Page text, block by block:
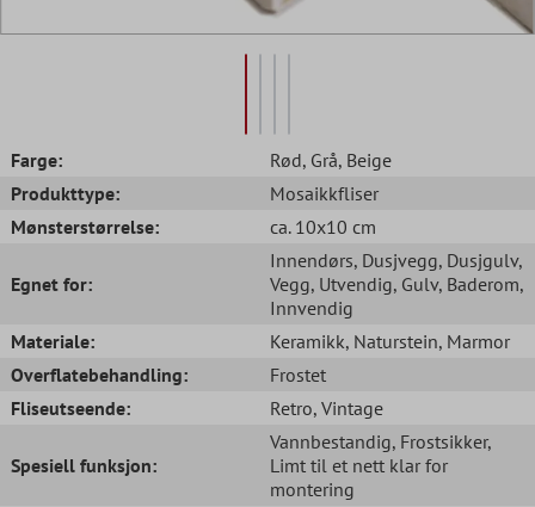
Farge: Rød, Grå, Beige
Produkttype:
Mosaikkfliser
Mønsterstørrelse:
ca. 10x10 cm
Egnet for:
Innendørs, Dusjvegg, Dusjgulv,
Vegg, Utvendig, Gulv, Baderom,
Innvendig
Materiale:
Keramikk, Naturstein, Marmor
Overflatebehandling:
Frostet
Fliseutseende:
Retro, Vintage
Spesiell funksjon:
Vannbestandig, Frostsikker,
Limt til et nett klar for
montering